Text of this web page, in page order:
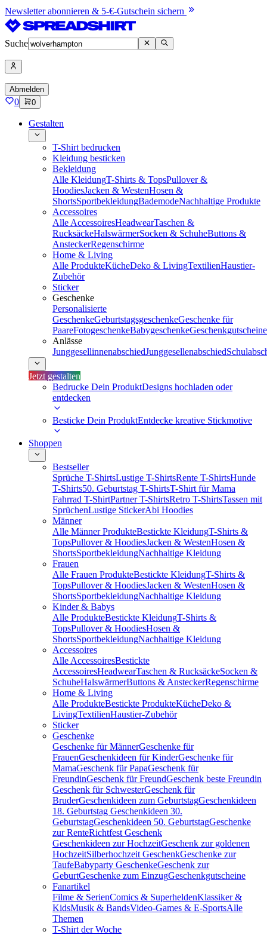
Newsletter abonnieren & 5-€-Gutschein sichern
Suche
Abmelden
0 0
Gestalten
T-Shirt bedrucken
Kleidung besticken
Bekleidung
Alle KleidungT-Shirts & TopsPullover &
HoodiesJacken & WestenHosen &
ShortsSportbekleidungBademodeNachhaltige Produkte
Accessoires
Alle AccessoiresHeadwearTaschen &
RucksäckeHalswärmerSocken & SchuheButtons &
AnsteckerRegenschirme
Home & Living
Alle ProdukteKücheDeko & LivingTextilienHaustier-
Zubehör
Sticker
Geschenke
Personalisierte
GeschenkeGeburtstagsgeschenkeGeschenke für
PaareFotogeschenkeBabygeschenkeGeschenkgutscheine
Anlässe
JunggesellinnenabschiedJunggesellenabschied
Jetzt gestalten
Bedrucke Dein ProduktDesigns hochladen oder
entdecken
Besticke Dein ProduktEntdecke kreative Stickmotive
Shoppen
Bestseller
Sprüche T-ShirtsLustige T-ShirtsRente T-ShirtsHunde
T-Shirts50. Geburtstag T-ShirtsT-Shirt für Mama
Fahrrad T-ShirtPartner T-ShirtsRetro T-ShirtsTassen mit
SprüchenLustige StickerAbi Hoodies
Männer
Alle Männer ProdukteBestickte KleidungT-Shirts &
TopsPullover & HoodiesJacken & WestenHosen &
ShortsSportbekleidungNachhaltige Kleidung
Frauen
Alle Frauen ProdukteBestickte KleidungT-Shirts &
TopsPullover & HoodiesJacken & WestenHosen &
ShortsSportbekleidungNachhaltige Kleidung
Kinder & Babys
Alle ProdukteBestickte KleidungT-Shirts &
TopsPullover & HoodiesHosen &
ShortsSportbekleidungNachhaltige Kleidung
Accessoires
Alle AccessoiresBestickte
AccessoiresHeadwearTaschen & RucksäckeSocken &
SchuheHalswärmerButtons & AnsteckerRegenschirme
Home & Living
Alle ProdukteBestickte ProdukteKücheDeko &
LivingTextilienHaustier-Zubehör
Sticker
Geschenke
Geschenke für MännerGeschenke für
FrauenGeschenkideen für KinderGeschenke für
MamaGeschenk für PapaGeschenk für
FreundinGeschenk für FreundGeschenk beste Freundin
Geschenk für SchwesterGeschenk für
BruderGeschenkideen zum GeburtstagGeschenkideen
18. Geburtstag Geschenkideen 30.
GeburtstagGeschenkideen 50. GeburtstagGeschenke
zur RenteRichtfest Geschenk
Geschenkideen zur HochzeitGeschenk zur goldenen
HochzeitSilberhochzeit GeschenkGeschenke zur
TaufeBabyparty GeschenkeGeschenk zur
GeburtGeschenke zum EinzugGeschenkgutscheine
Fanartikel
Filme & SerienComics & SuperheldenKlassiker &
KidsMusik & BandsVideo-Games & E-SportsAlle
Themen
T-Shirt der Woche